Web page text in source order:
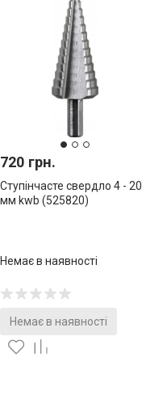
720 грн.
​Ступінчасте свердло 4 - 20
мм kwb (525820)
Немає в наявності
Немає в наявності